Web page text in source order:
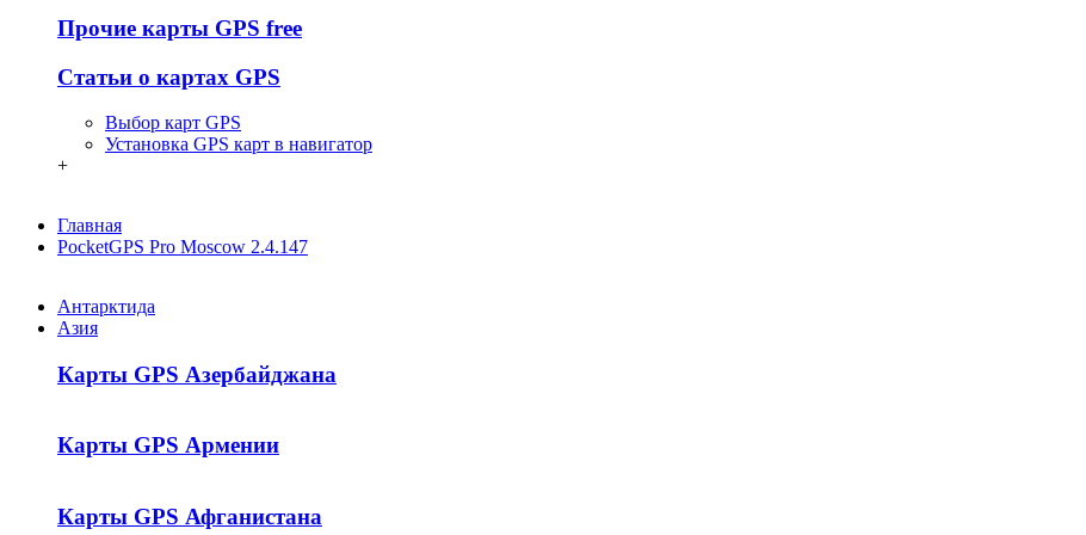
Прочие карты GPS free
Статьи о картах GPS
Выбор карт GPS
Установка GPS карт в навигатор
+
Главная
PocketGPS Pro Moscow 2.4.147
Антарктида
Азия
Карты GPS Азербайджана
Карты GPS Армении
Карты GPS Афганистана